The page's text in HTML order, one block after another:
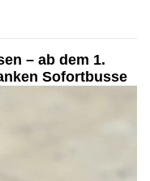
– ab dem 1.
Sofortbusse